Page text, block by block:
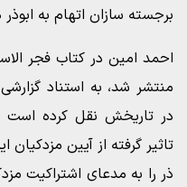
برجسته سازان اتهام به
منتشر شد، به استناد
در تاریخش نقل کرده است
تاثیر گرفته از آیین مزدکیان
ذر را به مدعای اشتراکیت